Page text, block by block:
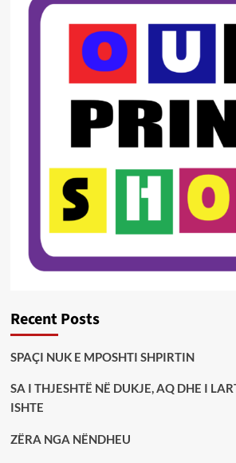
Recent Posts
SPAÇI NUK E MPOSHTI SHPIRTIN
SA I THJESHTË NË DUKJE, AQ DHE I
ISHTE
ZËRA NGA NËNDHEU